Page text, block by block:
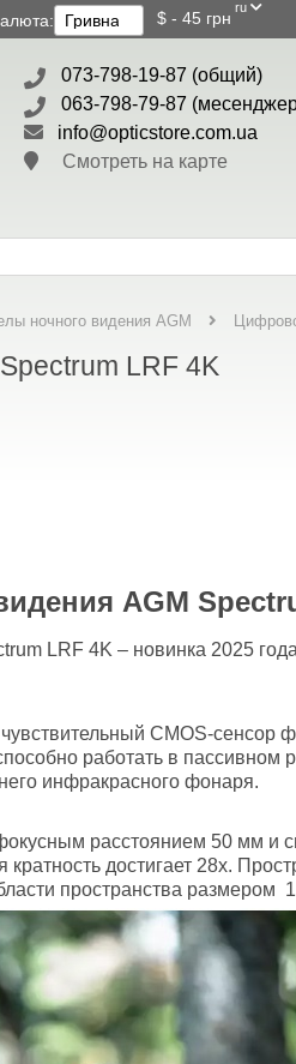
$ - 45 грн
ru
073-798-19-87 (общий)
063-798-79-87
info@opticstore.com.ua
Смотреть на карте
ночного видения AGM
LRF 4K
AGM
LRF 4K – новинка 2025
CMOS-
работать в
инфракрасного фонаря.
расстоянием 50 мм и
достигает 28х.
пространства размером